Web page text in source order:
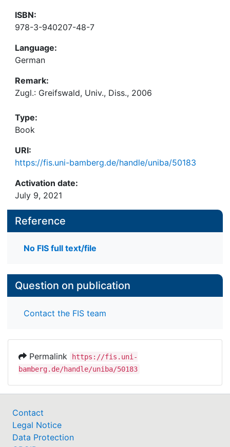
ISBN:
978-3-940207-48-7
Language:
German
Remark:
Zugl.: Greifswald, Univ., Diss., 2006
Type:
Book
URI:
https://fis.uni-bamberg.de/handle/uniba/50183
Activation date:
July 9, 2021
Reference
No FIS full text/file
Question on publication
Contact the FIS team
Permalink
https://fis.uni-
bamberg.de/handle/uniba/50183
Contact
Legal Notice
Data Protection